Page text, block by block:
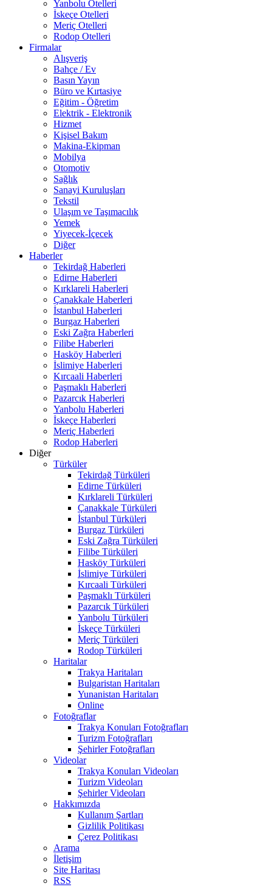
Yanbolu Otelleri
İskeçe Otelleri
Meriç Otelleri
Rodop Otelleri
Firmalar
Alışveriş
Bahçe / Ev
Basın Yayın
Büro ve Kırtasiye
Eğitim - Öğretim
Elektrik - Elektronik
Hizmet
Kişisel Bakım
Makina-Ekipman
Mobilya
Otomotiv
Sağlık
Sanayi Kuruluşları
Tekstil
Ulaşım ve Taşımacılık
Yemek
Yiyecek-İçecek
Diğer
Haberler
Tekirdağ Haberleri
Edirne Haberleri
Kırklareli Haberleri
Çanakkale Haberleri
İstanbul Haberleri
Burgaz Haberleri
Eski Zağra Haberleri
Filibe Haberleri
Hasköy Haberleri
İslimiye Haberleri
Kırcaali Haberleri
Paşmaklı Haberleri
Pazarcık Haberleri
Yanbolu Haberleri
İskeçe Haberleri
Meriç Haberleri
Rodop Haberleri
Diğer
Türküler
Tekirdağ Türküleri
Edirne Türküleri
Kırklareli Türküleri
Çanakkale Türküleri
İstanbul Türküleri
Burgaz Türküleri
Eski Zağra Türküleri
Filibe Türküleri
Hasköy Türküleri
İslimiye Türküleri
Kırcaali Türküleri
Paşmaklı Türküleri
Pazarcık Türküleri
Yanbolu Türküleri
İskeçe Türküleri
Meriç Türküleri
Rodop Türküleri
Haritalar
Trakya Haritaları
Bulgaristan Haritaları
Yunanistan Haritaları
Online
Fotoğraflar
Trakya Konuları Fotoğrafları
Turizm Fotoğrafları
Şehirler Fotoğrafları
Videolar
Trakya Konuları Videoları
Turizm Videoları
Şehirler Videoları
Hakkımızda
Kullanım Şartları
Gizlilik Politikası
Çerez Politikası
Arama
İletişim
Site Haritası
RSS